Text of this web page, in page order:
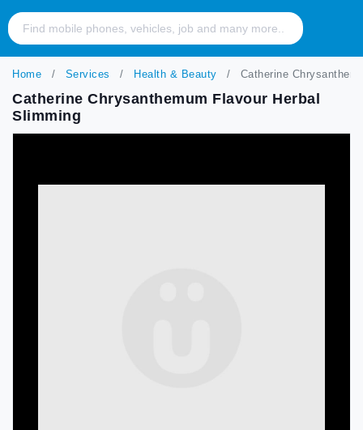
Home Services Health & Beauty Catherine
Catherine Chrysanthemum Flavour Herbal
Slimming